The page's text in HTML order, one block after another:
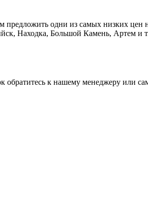
одни из самых низких цен
Находка, Большой Камень, Артем и
к нашему менеджеру или